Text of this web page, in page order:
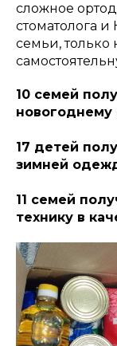
сложное
стоматолога
семьи,
10 семей
новогоднему
17 детей
зимней
11 семей
технику в